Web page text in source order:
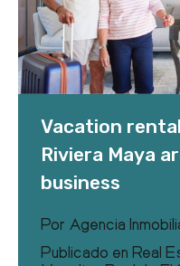
Vacation
Riviera Maya
business
Por Agencia
Publicado en Real